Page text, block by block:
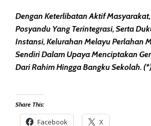
Dengan Keterlibatan Aktif
Posyandu Yang Terintegrasi, Serta
Instansi, Kelurahan Melayu Perlahan
Sendiri Dalam Upaya Menciptakan
Dari Rahim Hingga Bangku Sekolah.
Share This:
Facebook X